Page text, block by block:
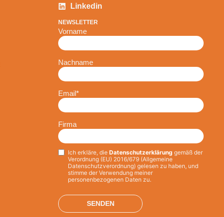
Linkedin
NEWSLETTER
Vorname
Nachname
Email*
Firma
Privacy*
Ich erkläre, die Datenschutzerklärung gemäß der
Verordnung (EU) 2016/679 (Allgemeine
Datenschutzverordnung) gelesen zu haben, und
stimme der Verwendung meiner
personenbezogenen Daten zu.